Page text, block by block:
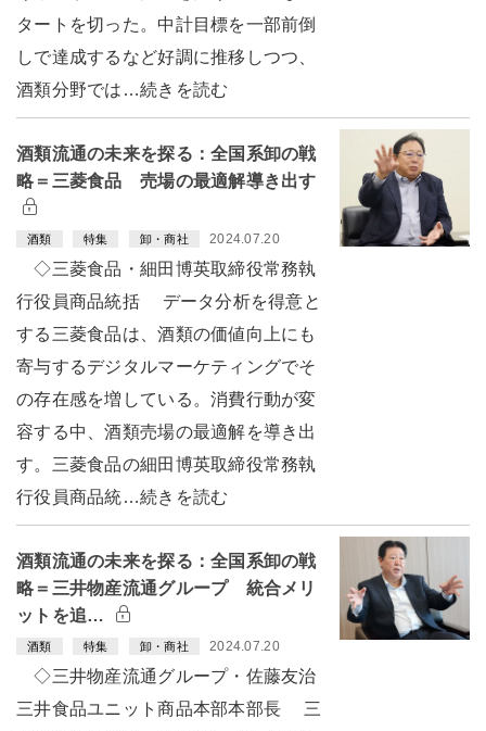
タートを切った。中計目標を一部前倒
しで達成するなど好調に推移しつつ、
酒類分野では…続きを読む
酒類流通の未来を探る：全国系卸の戦
略＝三菱食品 売場の最適解導き出す
酒類 特集 卸・商社 2024.07.20
◇三菱食品・細田博英取締役常務執
行役員商品統括 データ分析を得意と
する三菱食品は、酒類の価値向上にも
寄与するデジタルマーケティングでそ
の存在感を増している。消費行動が変
容する中、酒類売場の最適解を導き出
す。三菱食品の細田博英取締役常務執
行役員商品統…続きを読む
酒類流通の未来を探る：全国系卸の戦
略＝三井物産流通グループ 統合メリ
ットを追…
酒類 特集 卸・商社 2024.07.20
◇三井物産流通グループ・佐藤友治
三井食品ユニット商品本部本部長 三